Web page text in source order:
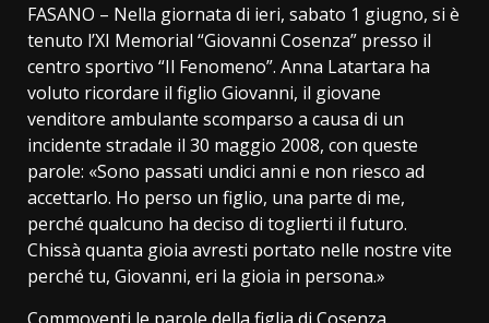
FASANO – Nella giornata di ieri, sabato 1 giugno, si è
tenuto l’XI Memorial “Giovanni Cosenza” presso il
centro sportivo “Il Fenomeno”. Anna Latartara ha
voluto ricordare il figlio Giovanni, il giovane
venditore ambulante scomparso a causa di un
incidente stradale il 30 maggio 2008, con queste
parole: «Sono passati undici anni e non riesco ad
accettarlo. Ho perso un figlio, una parte di me,
perché qualcuno ha deciso di toglierti il futuro.
Chissà quanta gioia avresti portato nelle nostre vite
perché tu, Giovanni, eri la gioia in persona.»
Commoventi le parole della figlia di Cosenza,